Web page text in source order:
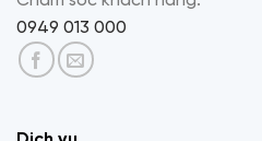
0949 013 000